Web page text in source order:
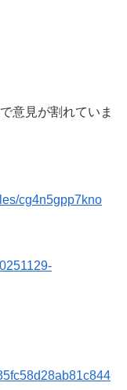
意見が割れていま
cg4n5gpp7kno